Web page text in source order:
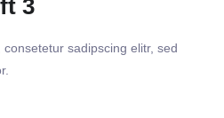
3
sadipscing elitr, sed